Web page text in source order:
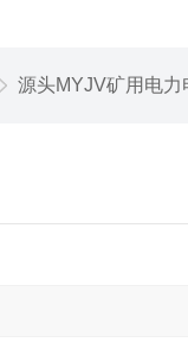
源头MYJV矿用电力电